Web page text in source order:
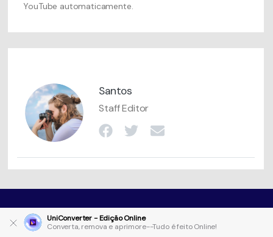
YouTube automaticamente.
Santos
Staff Editor
UniConverter - Edição Online
Converta, remova e aprimore--Tudo é feito Online!